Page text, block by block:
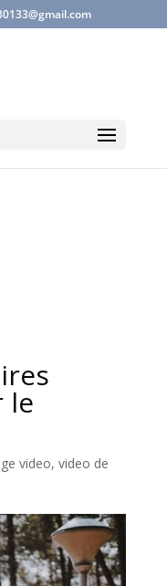
le
video, video de